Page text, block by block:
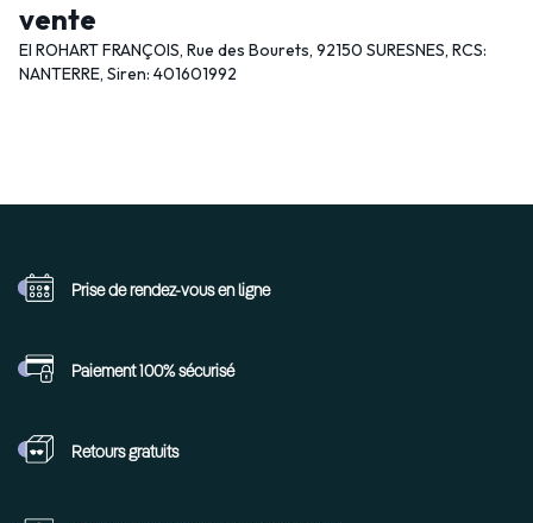
vente
EI ROHART FRANÇOIS, Rue des Bourets, 92150 SURESNES, RCS:
NANTERRE, Siren: 401601992
Prise de rendez-vous en ligne
Paiement 100%sécurisé
Retoursgratuits